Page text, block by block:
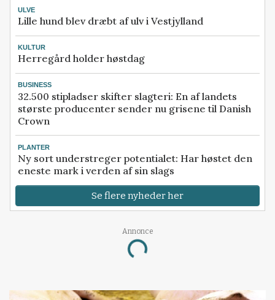
ULVE
Lille hund blev dræbt af ulv i Vestjylland
KULTUR
Herregård holder høstdag
BUSINESS
32.500 stipladser skifter slagteri: En af landets
største producenter sender nu grisene til Danish
Crown
PLANTER
Ny sort understreger potentialet: Har høstet den
eneste mark i verden af sin slags
Se flere nyheder her
Annonce
Loading...